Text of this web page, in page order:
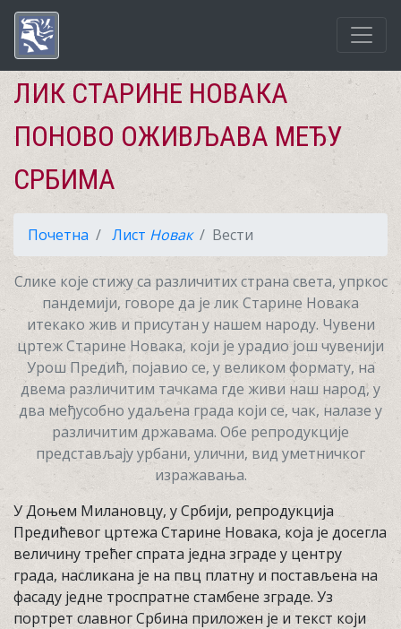
ЛИК СТАРИНЕ НОВАКА
ПОНОВО ОЖИВЉАВА МЕЂУ
СРБИМА
Почетна Лист Новак Вести
Слике које стижу са различитих страна света, упркос
пандемији, говоре да је лик Старине Новака
итекако жив и присутан у нашем народу. Чувени
цртеж Старине Новака, који је урадио још чувенији
Урош Предић, појавио се, у великом формату, на
двема различитим тачкама где живи наш народ, у
два међусобно удаљена града који се, чак, налазе у
различитим државама. Обе репродукције
представљају урбани, улични, вид уметничког
изражавања.
У Доњем Милановцу, у Србији, репродукција
Предићевог цртежа Старине Новака, која је досегла
величину трећег спрата једна зграде у центру
града, насликана је на пвц платну и постављена на
фасаду једне троспратне стамбене зграде. Уз
портрет славног Србина приложен је и текст који